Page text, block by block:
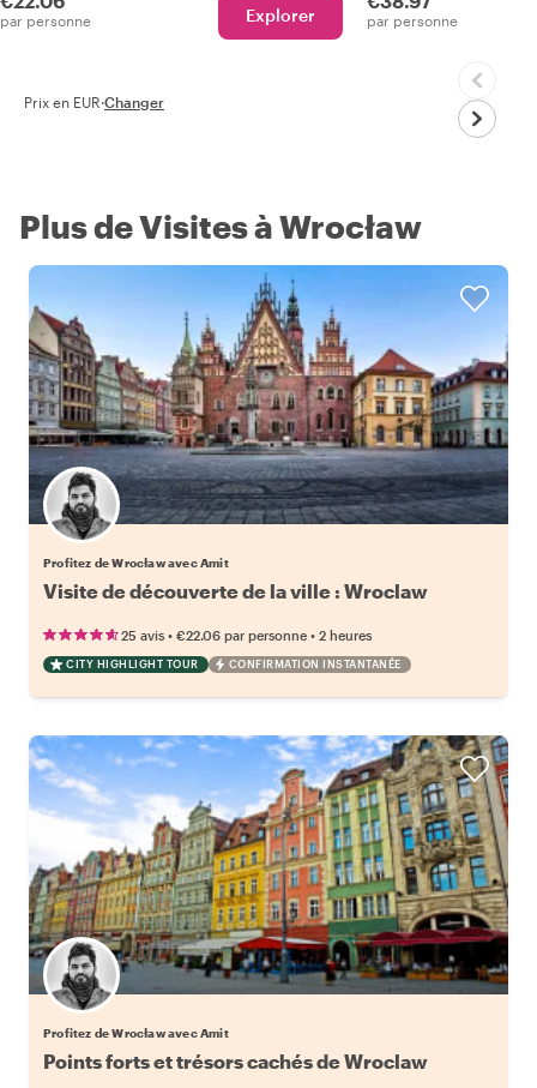
par personne Explorer par personne
Prix en EUR·Changer
Plus de Visites à Wrocław
Profitez de Wrocław avec Amit
Visite de découverte de la ville : Wroclaw
25 avis • €22.06 par personne • 2 heures
CITY HIGHLIGHT TOUR CONFIRMATION INSTANTANÉE
Profitez de Wrocław avec Amit
Points forts et trésors cachés de Wroclaw